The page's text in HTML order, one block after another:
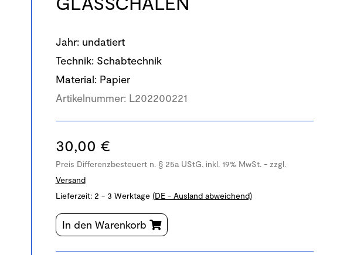
Jahr: undatiert
Technik: Schabtechnik
Material: Papier
Artikelnummer: L202200221
30,00 €
Preis Differenzbesteuert n. § 25a UStG. inkl. 19% MwSt. - zzgl.
Versand
Lieferzeit: 2 - 3 Werktage (DE - Ausland abweichend)
In den Warenkorb